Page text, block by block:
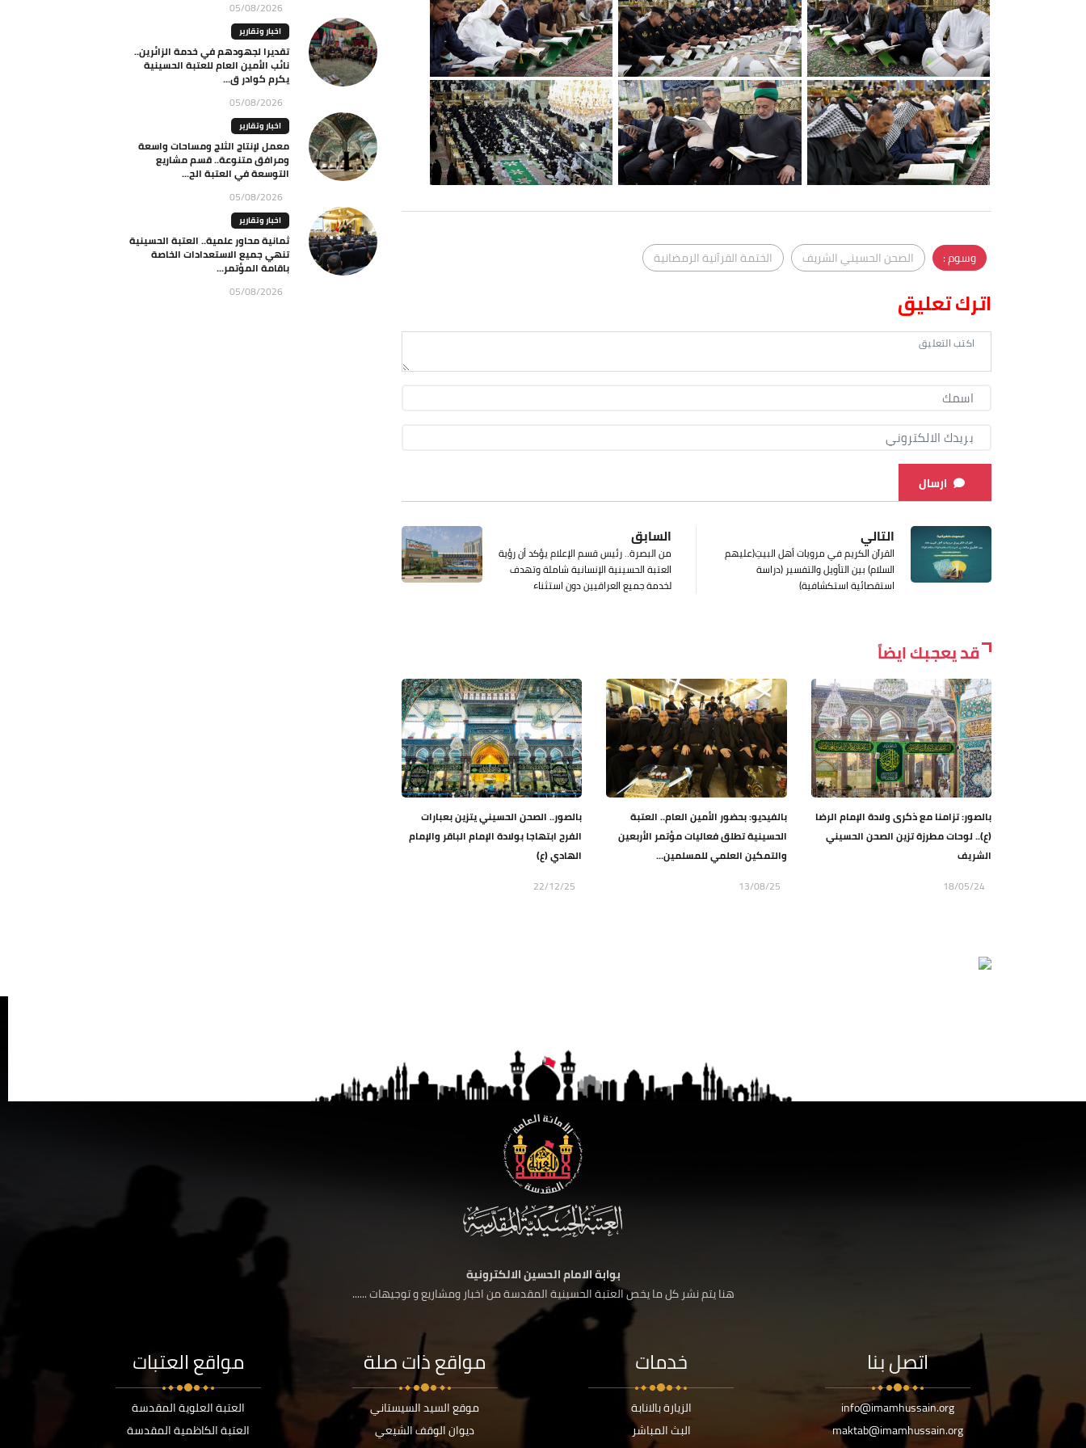
وسوم : الصحن الحسيني الشريف الختمة القرآنية الرمضانية
اترك تعليق
ارسال
السابق
من البصرة.. رئيس قسم الإعلام يؤكد أن رؤية
العتبة الحسينية الإنسانية شاملة وتهدف
لخدمة جميع العراقيين دون استثناء
التالي
القرآن الكريم في مرويات أهل البيتِ(عليهم
السلام) بين التأويل والتفسير (دراسة
استقصائية استكشافية)
قد يعجبك ايضاً
بالصور: تزامنا مع ذكرى ولادة الإمام الرضا
(ع).. لوحات مطرزة تزين الصحن الحسيني
الشريف
18/05/24
بالفيديو: بحضور الأمين العام.. العتبة
الحسينية تطلق فعاليات مؤتمر الأربعين
والتمكين العلمي للمسلمين...
13/08/25
بالصور.. الصحن الحسيني يتزين بعبارات
الفرح ابتهاجا بولادة الإمام الباقر والإمام
الهادي (ع)
22/12/25
05/08/2026
اخبار وتقارير
تقديرا لجهودهم في خدمة الزائرين..
نائب الأمين العام للعتبة الحسينية
يكرم كوادر ق...
05/08/2026
اخبار وتقارير
معمل لإنتاج الثلج ومساحات واسعة
ومرافق متنوعة.. قسم مشاريع
التوسعة في العتبة الح...
05/08/2026
اخبار وتقارير
ثمانية محاور علمية.. العتبة الحسينية
تنهي جميع الاستعدادات الخاصة
باقامة المؤتمر...
05/08/2026
بوابة الامام الحسين الالكترونية
هنا يتم نشر كل ما يخص العتبة الحسينية المقدسة من اخبار ومشاريع و توجيهات ......
اتصل بنا
info@imamhussain.org
maktab@imamhussain.org
خدمات
الزيارة بالانابة
البث المباشر
مواقع ذات صلة
موقع السيد السيستاني
ديوان الوقف الشيعي
مواقع العتبات
العتبة العلوية المقدسة
العتبة الكاظمية المقدسة